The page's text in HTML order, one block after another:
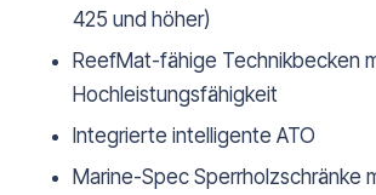
425 und höher)
ReefMat-fähige Technikbecken
Hochleistungsfähigkeit
Integrierte intelligente ATO
Marine-Spec Sperrholzschränke